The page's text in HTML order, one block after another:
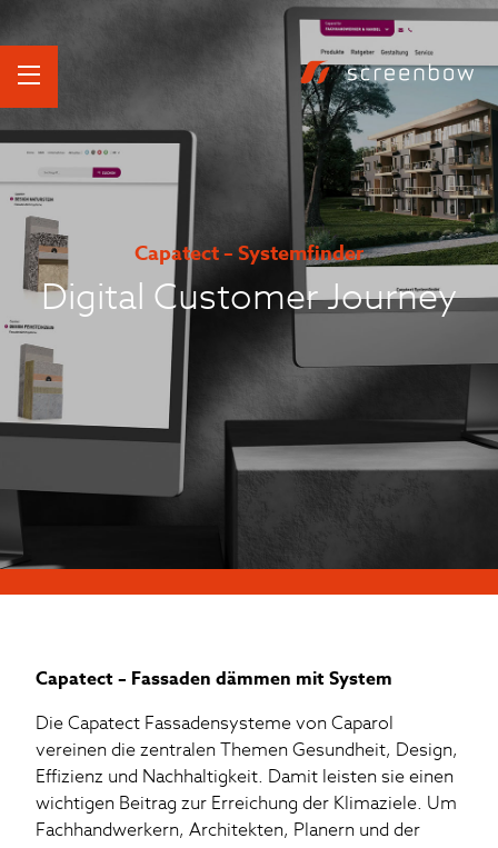
Capatect – Systemfinder
Digital Customer Journey
Capatect – Fassaden dämmen mit System
Die Capatect Fassadensysteme von Caparol
vereinen die zentralen Themen Gesundheit, Design,
Effizienz und Nachhaltigkeit. Damit leisten sie einen
wichtigen Beitrag zur Erreichung der Klimaziele. Um
Fachhandwerkern, Architekten, Planern und der